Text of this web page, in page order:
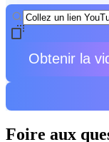
Obtenir la
Foire aux